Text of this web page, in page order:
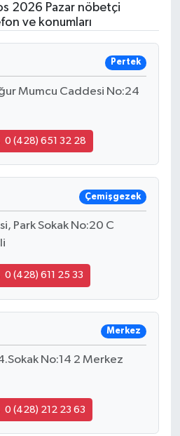
2026 Pazar nöbetçi
ve konumları
Pertek
Mumcu Caddesi No:24
0 (428) 651 32 28
Çemişgezek
Park Sokak No:20 C
0 (428) 611 25 33
Merkez
No:14 2 Merkez
0 (428) 212 23 63